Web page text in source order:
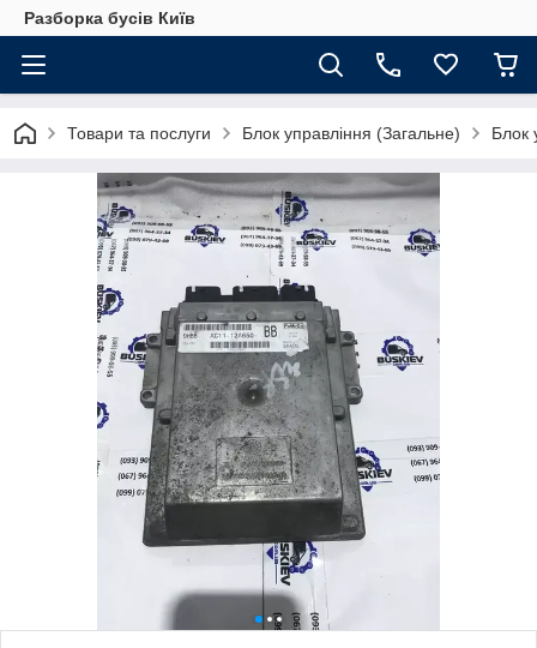
Разборка бусів Київ
Товари та послуги Блок управління (Загальне) Блок